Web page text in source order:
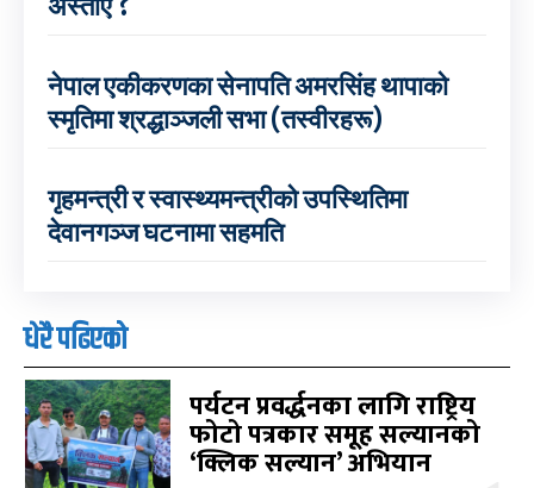
नेपाल एकीकरणका सेनापति अमरसिंह थापाको
स्मृतिमा श्रद्धाञ्जली सभा (तस्वीरहरू)
गृहमन्त्री र स्वास्थ्यमन्त्रीको उपस्थितिमा
देवानगञ्ज घटनामा सहमति
धेरै पढिएको
पर्यटन प्रवर्द्धनका लागि राष्ट्रिय
फोटो पत्रकार समूह सल्यानको
‘क्लिक सल्यान’ अभियान